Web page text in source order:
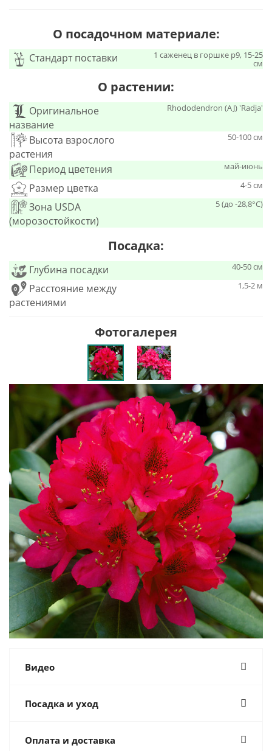
О посадочном материале:
Стандарт поставки 1 саженец в горшке p9, 15-25
см
О растении:
Оригинальное
название
Rhododendron (AJ) 'Radja'
Высота взрослого
растения
50-100 см
Период цветения май-июнь
Размер цветка 4-5 см
Зона USDA
(морозостойкости)
5 (до -28,8°С)
Посадка:
Глубина посадки 40-50 см
Расстояние между
растениями
1,5-2 м
Фотогалерея
Видео
Посадка и уход
Оплата и доставка